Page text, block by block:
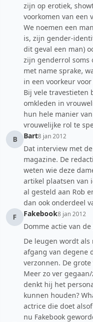
zijn op erotiek,
voorkomen van een
We noemen een
is, zijn gender-
dit geval een man)
zijn genderrol soms
met name sprake,
in een voorkeur
Bij vele travestieten
omkleden in
hun hele manier
vrouwelijke rol te
B
Bart8 jan 2012
Dat interview met
magazine. De
weten wie deze
artikel plaatsen van
al gesteld aan Rob
dan ook onderdeel
F
Fakebook8 jan 2012
Domme actie van
De leugen wordt
afgang van degene
verzonnen. De
Meer zo ver
denkt hij het
kunnen houden?
actrice die doet
nu Fakebook